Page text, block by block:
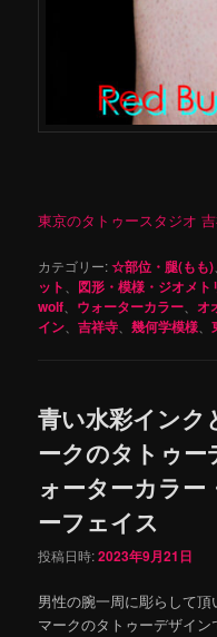
東京のタトゥースタジオ
カテゴリー:☆部位・腿(もも)
ット
図形・模様・ジオメト
wolf ウォーターカラー 、オ
イン 、吉祥寺 、幾何学模様 、
青い水彩インク
ークのタトゥ
ォーターカラ
ーフェイス
投稿日時:2023年9月21日
男性の腕一周に彫らして
マークのタトゥーデザイン